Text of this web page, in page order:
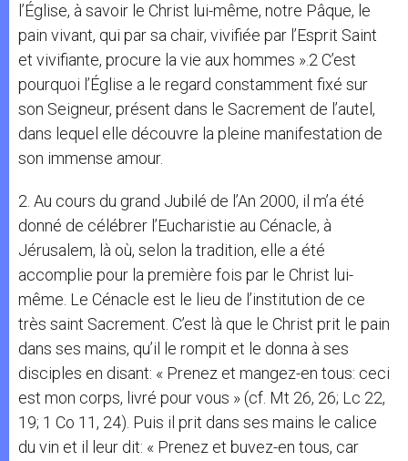
l’Église, à savoir le Christ lui-même, notre Pâque, le
pain vivant, qui par sa chair, vivifiée par l’Esprit Saint
et vivifiante, procure la vie aux hommes ».2 C’est
pourquoi l’Église a le regard constamment fixé sur
son Seigneur, présent dans le Sacrement de l’autel,
dans lequel elle découvre la pleine manifestation de
son immense amour.
2. Au cours du grand Jubilé de l’An 2000, il m’a été
donné de célébrer l’Eucharistie au Cénacle, à
Jérusalem, là où, selon la tradition, elle a été
accomplie pour la première fois par le Christ lui-
même. Le Cénacle est le lieu de l’institution de ce
très saint Sacrement. C’est là que le Christ prit le pain
dans ses mains, qu’il le rompit et le donna à ses
disciples en disant: « Prenez et mangez-en tous: ceci
est mon corps, livré pour vous » (cf. Mt 26, 26; Lc 22,
19; 1 Co 11, 24). Puis il prit dans ses mains le calice
du vin et il leur dit: « Prenez et buvez-en tous, car